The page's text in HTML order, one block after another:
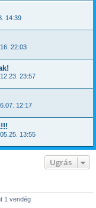
14:39
22:03
23:57
12:17
13:55
Ugrás
1 vendég